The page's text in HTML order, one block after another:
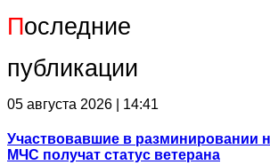
Последние
публикации
05 августа 2026 | 14:41
Участвовавшие в разминировании
МЧС получат статус ветерана